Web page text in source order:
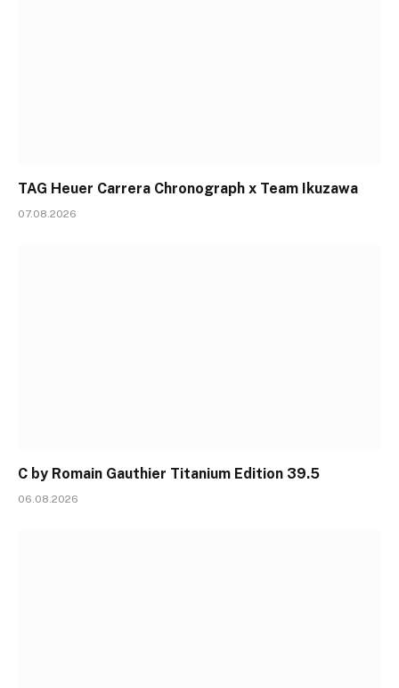
TAG Heuer Carrera Chronograph x Team Ikuzawa
07.08.2026
C by Romain Gauthier Titanium Edition 39.5
06.08.2026